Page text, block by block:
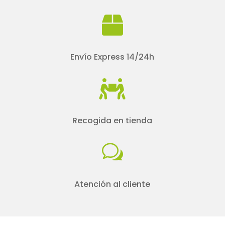

Envío Express 14/24h

Recogida en tienda
w
Atención al cliente